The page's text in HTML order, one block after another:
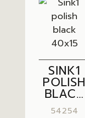
SINK1
POLISH
BLACK
40×15
54254